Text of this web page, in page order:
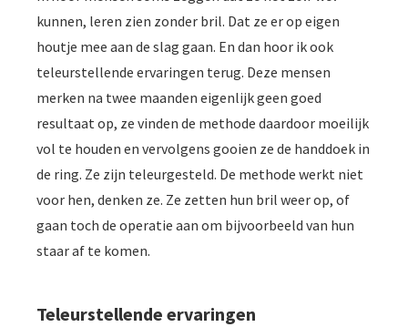
kunnen, leren zien zonder bril. Dat ze er op eigen
houtje mee aan de slag gaan. En dan hoor ik ook
teleurstellende ervaringen terug. Deze mensen
merken na twee maanden eigenlijk geen goed
resultaat op, ze vinden de methode daardoor moeilijk
vol te houden en vervolgens gooien ze de handdoek in
de ring. Ze zijn teleurgesteld. De methode werkt niet
voor hen, denken ze. Ze zetten hun bril weer op, of
gaan toch de operatie aan om bijvoorbeeld van hun
staar af te komen.
Teleurstellende ervaringen